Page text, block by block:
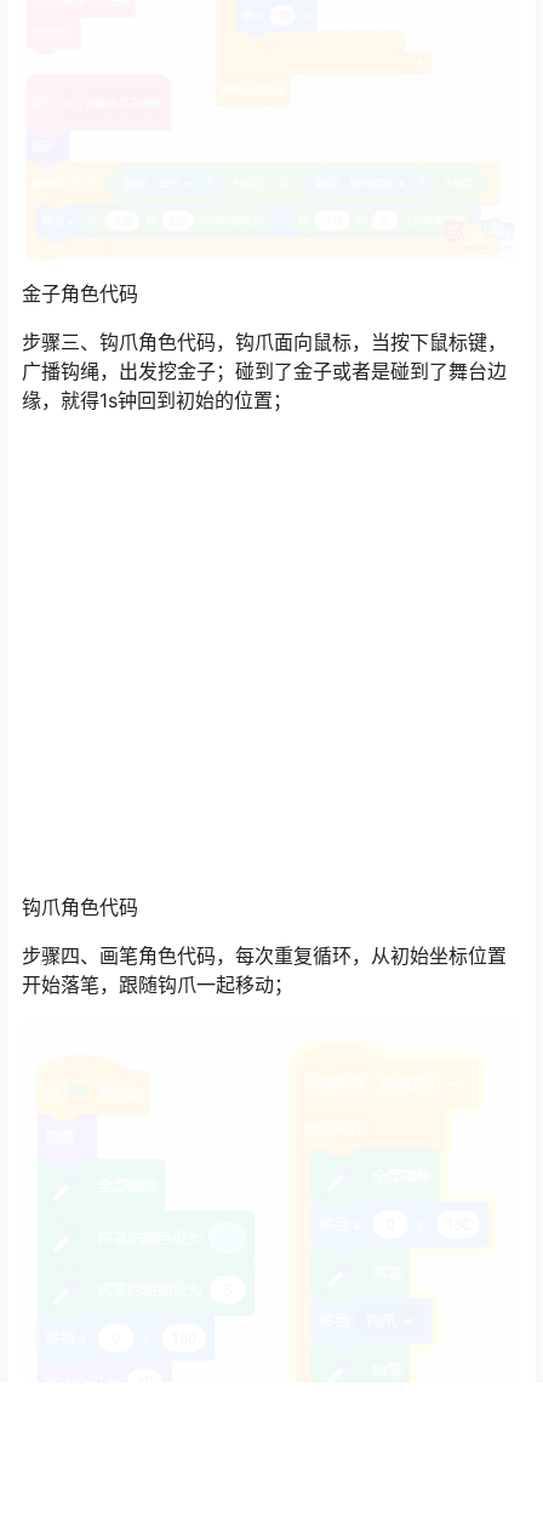
金子角色代码
步骤三、钩爪角色代码，钩爪面向鼠标，当按下鼠标键，
广播钩绳，出发挖金子；碰到了金子或者是碰到了舞台边
缘，就得1s钟回到初始的位置；
钩爪角色代码
步骤四、画笔角色代码，每次重复循环，从初始坐标位置
开始落笔，跟随钩爪一起移动；